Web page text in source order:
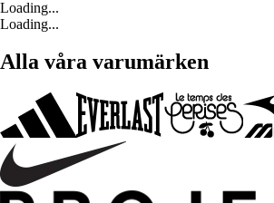
Loading...
Loading...
Alla våra varumärken